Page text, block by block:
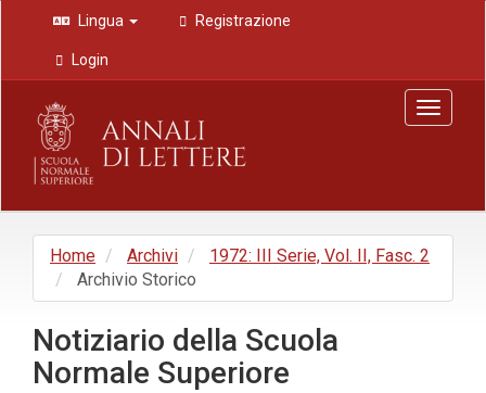
Navigazione
principale
Contenuto
principale
Barra
laterale
Lingua Registrazione
Login
Toggle
Home Archivi
1972: III Serie, Vol. II, Fasc. 2
Archivio Storico
Notiziario della Scuola
Normale Superiore